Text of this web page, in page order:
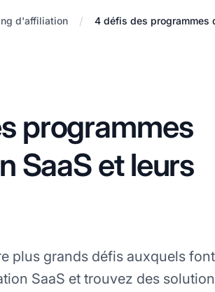
d'affiliation / 4 défis des programmes
programmes
SaaS et leurs
plus grands défis auxquels
SaaS et trouvez des